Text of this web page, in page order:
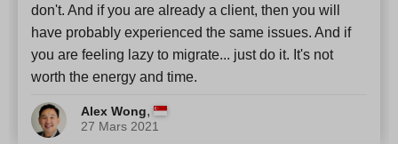
don't. And if you are already a client, then you will
have probably experienced the same issues. And if
you are feeling lazy to migrate... just do it. It's not
worth the energy and time.
Alex Wong,
27 Mars 2021